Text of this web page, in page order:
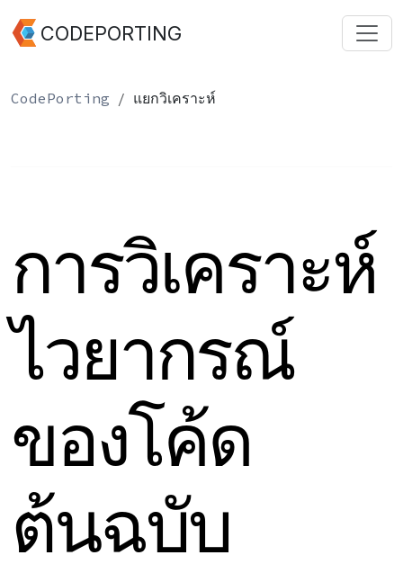
CODEPORTING
CodePorting แยกวิเคราะห์
การวิเคราะห์
ไวยากรณ์
ของโค้ด
ต้นฉบับ